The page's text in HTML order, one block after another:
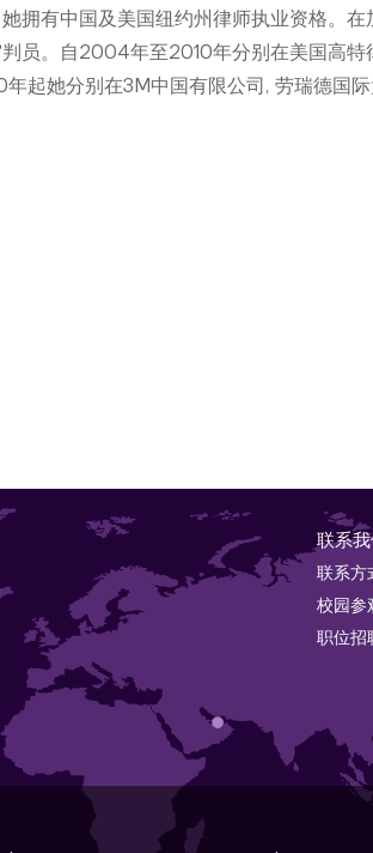
拥有中国及美国纽约州律师执业资格。
员。自2004年至2010年分别在美国高
起她分别在3M中国有限公司, 劳瑞德国
联系
联系方
校园参
职位招